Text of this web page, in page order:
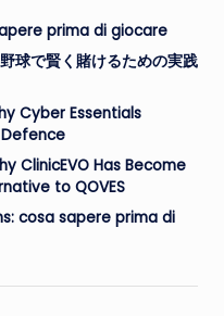
prima di giocare
球で賢く賭けるための実践
Cyber Essentials
ClinicEVO Has Become
to QOVES
cosa sapere prima di